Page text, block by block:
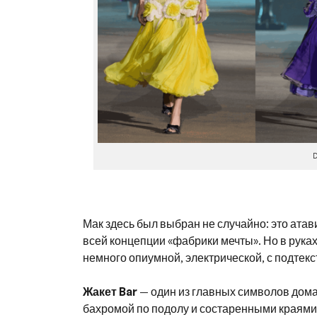
Мак здесь был выбран не случайно: это
всей концепции «фабрики мечты». Но в
немного опиумной, электрической, с
Жакет Bar — один из главных символов
бахромой по подолу и состаренными